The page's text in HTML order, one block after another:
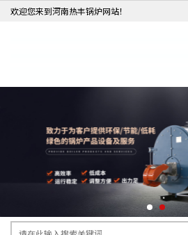
欢迎您来到河南热丰锅炉网站！